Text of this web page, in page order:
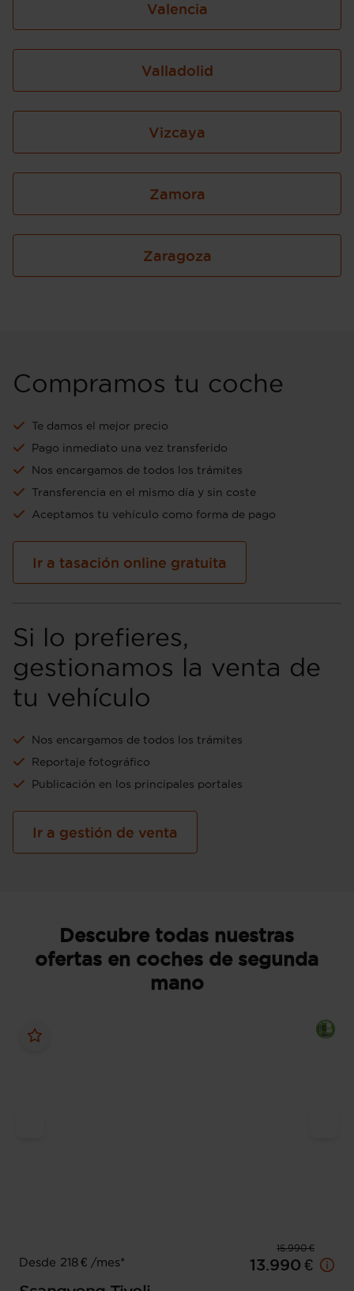
Valencia
Valladolid
Vizcaya
Zamora
Zaragoza
Compramos tu coche
Te damos el mejor precio
Pago inmediato una vez transferido
Nos encargamos de todos los trámites
Transferencia en el mismo día y sin coste
Aceptamos tu vehículo como forma de pago
Ir a tasación online gratuita
Si lo prefieres,
gestionamos la venta de
tu vehículo
Nos encargamos de todos los trámites
Reportaje fotográfico
Publicación en los principales portales
Ir a gestión de venta
Descubre todas nuestras
ofertas en coches de segunda
mano
15.990 €
Desde 218 € /mes*
13.990 €